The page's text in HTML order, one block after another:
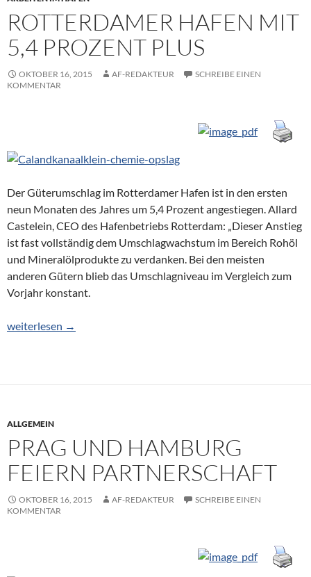
ROTTERDAMER HAFEN MIT
5,4 PROZENT PLUS
OKTOBER 16, 2015 AF-REDAKTEUR
SCHREIBE EINEN
KOMMENTAR
Der Güterumschlag im Rotterdamer Hafen ist in den ersten
neun Monaten des Jahres um 5,4 Prozent angestiegen. Allard
Castelein, CEO des Hafenbetriebs Rotterdam: „Dieser Anstieg
ist fast vollständig dem Umschlagwachstum im Bereich Rohöl
und Mineralölprodukte zu verdanken. Bei den meisten
anderen Gütern blieb das Umschlagniveau im Vergleich zum
Vorjahr konstant.
Rotterdamer Hafen mit 5,4 Prozent Plus
weiterlesen →
ALLGEMEIN
PRAG UND HAMBURG
FEIERN PARTNERSCHAFT
OKTOBER 16, 2015 AF-REDAKTEUR
SCHREIBE EINEN
KOMMENTAR